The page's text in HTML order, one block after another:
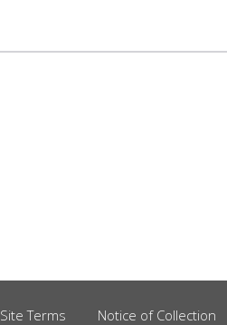
Site Terms Notice of Collection